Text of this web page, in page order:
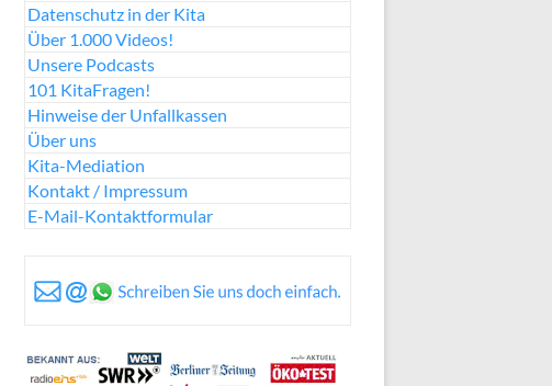
Datenschutz in der Kita
Über 1.000 Videos!
Unsere Podcasts
101 KitaFragen!
Hinweise der Unfallkassen
Über uns
Kita-Mediation
Kontakt / Impressum
E-Mail-Kontaktformular